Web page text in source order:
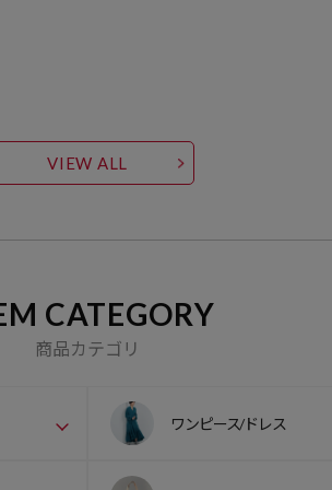
VIEW ALL
CATEGORY
商品カテゴリ
ワンピース/ドレス